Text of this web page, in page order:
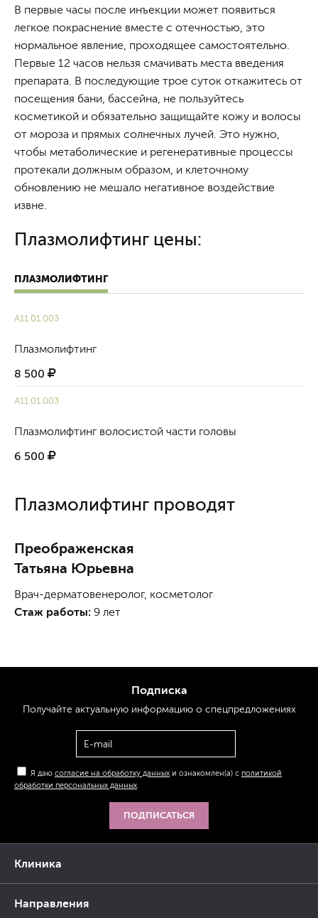
В первые часы после инъекции может появиться
легкое покраснение вместе с отечностью, это
нормальное явление, проходящее самостоятельно.
Первые 12 часов нельзя смачивать места введения
препарата. В последующие трое суток откажитесь от
посещения бани, бассейна, не пользуйтесь
косметикой и обязательно защищайте кожу и волосы
от мороза и прямых солнечных лучей. Это нужно,
чтобы метаболические и регенеративные процессы
протекали должным образом, и клеточному
обновлению не мешало негативное воздействие
извне.
Плазмолифтинг цены:
ПЛАЗМОЛИФТИНГ
A11.01.003
Плазмолифтинг
8 500
A11.01.003
Плазмолифтинг волосистой части головы
6 500
Плазмолифтинг проводят
Преображенская
Татьяна Юрьевна
Врач-дерматовенеролог, косметолог
Стаж работы: 9 лет
Клиника
Направления
Подписка
Получайте актуальнуюинформациюо спецпредложениях
Я даю согласие на обработку данных и ознакомлен(а) с политикой
обработки персональных данных
ПОДПИСАТЬСЯ